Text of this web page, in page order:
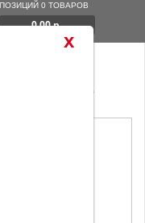
ПОЗИЦИЙ 0 ТОВАРОВ
0.00 р.
(C5, 4B)
x